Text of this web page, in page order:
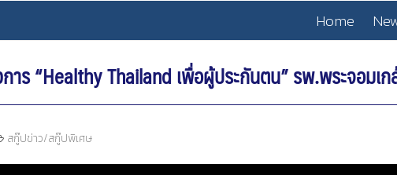
Home
าร “Healthy Thailand เพื่อผู้ประกันตน” รพ.พระจอม
สกู๊ปข่าว/สกู๊ปพิเศษ